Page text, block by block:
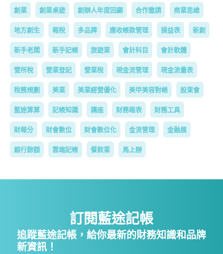
創業 創業桌遊 創辦人年度回顧 合作邀請 商業思維
地方創生 報稅 多品牌 應收帳款管理 損益表 新創
新手老闆 新手記帳 旅遊業 會計科目 會計軟體
營所稅 營業登記 營業稅 現金流管理 現金流量表
稅務規劃 美業 美業經營優化 美甲美容對帳 股東會
藍途算算 記帳知識 講座 財務報表 財務工具
財報分 財會數位 財會數位化 金流管理 金融展
銀行餘額 雲端記帳 餐飲業 馬上辦
訂閱藍途記帳
追蹤藍途記帳，給你最新的財務知識和品牌
新資訊！